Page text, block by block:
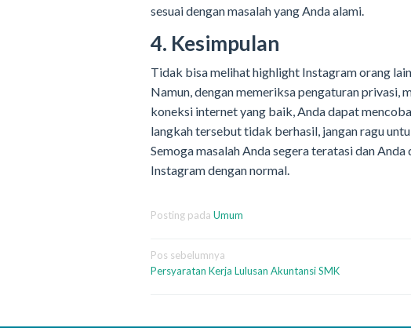
sesuai dengan masalah yang Anda alami.
4. Kesimpulan
Tidak bisa melihat highlight Instagram orang
Namun, dengan memeriksa pengaturan privasi,
koneksi internet yang baik, Anda dapat
langkah tersebut tidak berhasil, jangan ragu
Semoga masalah Anda segera teratasi dan
Instagram dengan normal.
Posting pada Umum
Navigasi
pos
Pos sebelumnya
Persyaratan Kerja Lulusan Akuntansi SMK